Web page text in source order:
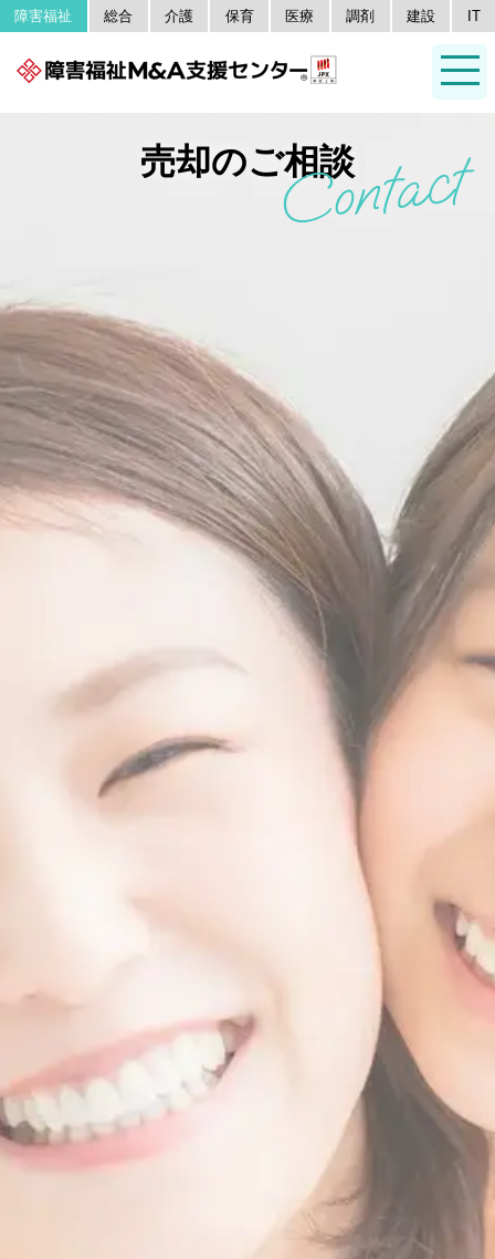
障害福祉 総合 介護 保育 医療 調剤 建設 IT
売却のご相談